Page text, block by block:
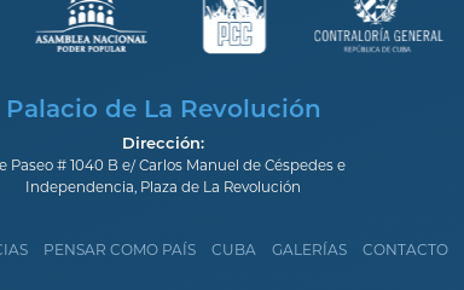
Palacio de La Revolución
Dirección:
Paseo # 1040 B e/ Carlos Manuel de Céspedes e
Independencia, Plaza de La Revolución
PENSAR COMO PAÍS CUBA GALERÍAS CONTACTO